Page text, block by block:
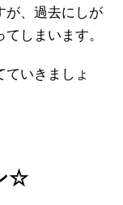
が、過去にしが
しまいます。
いきましょ
☆